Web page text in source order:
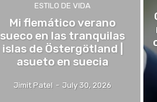
ESTILO DE VIDA
Mi flemático verano
sueco en las tranquilas
islas de Östergötland |
asueto en suecia
Jimit Patel - July 30, 2026